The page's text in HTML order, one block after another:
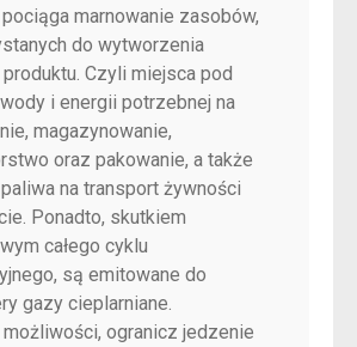
marnowanie zasobów,
do wytworzenia
Czyli miejsca pod
i energii potrzebnej na
magazynowanie,
oraz pakowanie, a także
na transport żywności
Ponadto, skutkiem
całego cyklu
są emitowane do
gazy cieplarniane.
możliwości, ogranicz jedzenie